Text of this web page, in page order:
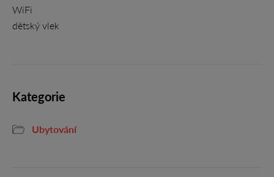
WiFi
dětský vlek
Kategorie
Ubytování